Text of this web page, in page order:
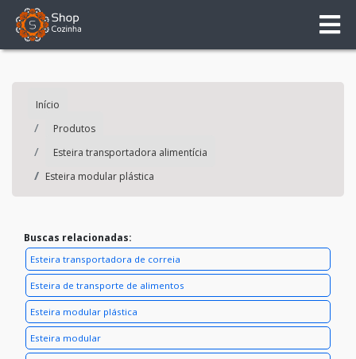
Início
Produtos
Esteira transportadora alimentícia
Esteira modular plástica
Buscas relacionadas:
Esteira transportadora de correia
Esteira de transporte de alimentos
Esteira modular plástica
Esteira modular